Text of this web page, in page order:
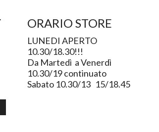
ORARIO STORE
LUNEDI APERTO
10.30/18.30!!!
Da Martedì a Venerdì
10.30/19 continuato
Sabato 10.30/13 15/18.45